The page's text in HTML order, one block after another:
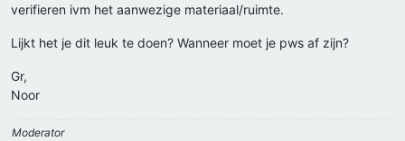
verifieren ivm het aanwezige materiaal/ruimte.
Lijkt het je dit leuk te doen? Wanneer moet je pws af zijn?
Gr,
Noor
Moderator